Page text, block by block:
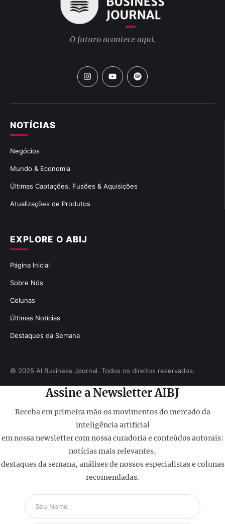
EXPLORE O ABIJ
Página Inicial
Sobre Nós
Colunas
Últimas Notícias
Destaques da Semana
NOTÍCIAS
Negócios
Mundo & Economia
Últimas Captações, Fusões & Aquisições
Atualizações de Produtos
O futuro acontece aqui.
© 2025 AI Business Journal. Todos os direitos reservados.
Assine a Newsletter AIBJ
Receba em primeira mão os movimentos do mercado da
inteligência artificial
em nossa newsletter com nossa curadoria e conteúdos autorais:
notícias mais relevantes,
destaques da semana, análises de nossos especialistas e colunas
recomendadas.